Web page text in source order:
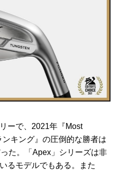
ーで、2021年『Most
キング』の圧倒的な勝者は
た。「Apex」シリーズは非
るモデルでもある。また